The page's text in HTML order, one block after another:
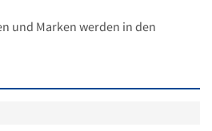
und Marken werden in den